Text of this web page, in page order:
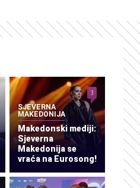
SJEVERNA
MAKEDONIJA
Makedonski mediji:
Sjeverna
Makedonija se
vraća na Eurosong!
3